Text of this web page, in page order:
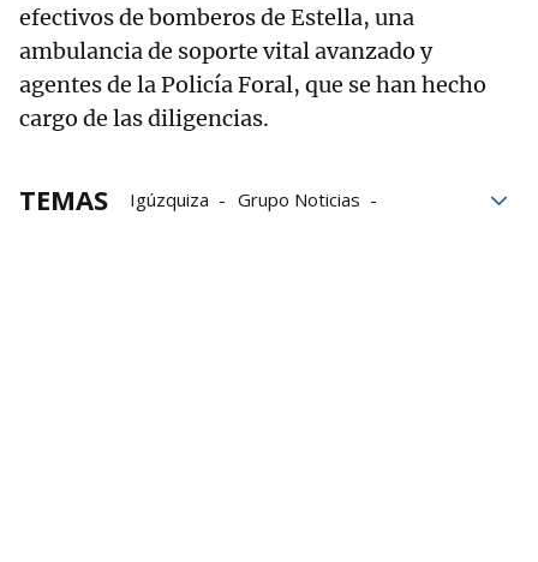
efectivos de bomberos de Estella, una
ambulancia de soporte vital avanzado y
agentes de la Policía Foral, que se han hecho
cargo de las diligencias.
TEMAS Igúzquiza
Grupo Noticias